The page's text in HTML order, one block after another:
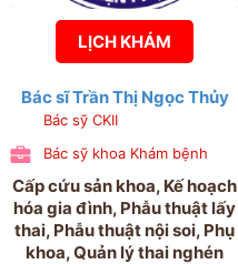
LỊCH KHÁM
Bác sĩ Trần Thị Ngọc Thủy
Bác sỹ CKII
Bác sỹ khoa Khám bệnh
Cấp cứu sản khoa, Kế hoạch
hóa gia đình, Phẫu thuật lấy
thai, Phẫu thuật nội soi, Phụ
khoa, Quản lý thai nghén